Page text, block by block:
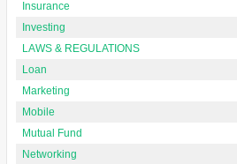
Insurance
Investing
LAWS & REGULATIONS
Loan
Marketing
Mobile
Mutual Fund
Networking